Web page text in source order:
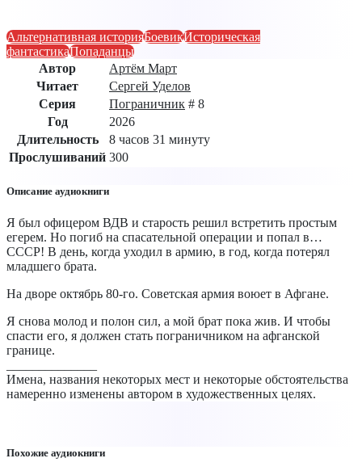
Альтернативная историяБоевикИсторическая
фантастикаПопаданцы
Автор
Артём Март
Читает
Сергей Уделов
Серия
Пограничник # 8
Год
2026
Длительность
8 часов 31 минуту
Прослушиваний 300
Описание аудиокниги
Я был офицером ВДВ и старость решил встретить простым
егерем. Но погиб на спасательной операции и попал в…
СССР! В день, когда уходил в армию, в год, когда потерял
младшего брата.
На дворе октябрь 80-го. Советская армия воюет в Афгане.
Я снова молод и полон сил, а мой брат пока жив. И чтобы
спасти его, я должен стать пограничником на афганской
границе.
Имена, названия некоторых мест и некоторые обстоятельства
намеренно изменены автором в художественных целях.
Похожие аудиокниги